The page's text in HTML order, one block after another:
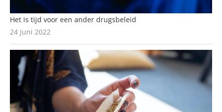
Het is tijd voor een ander drugsbeleid
24 juni 2022